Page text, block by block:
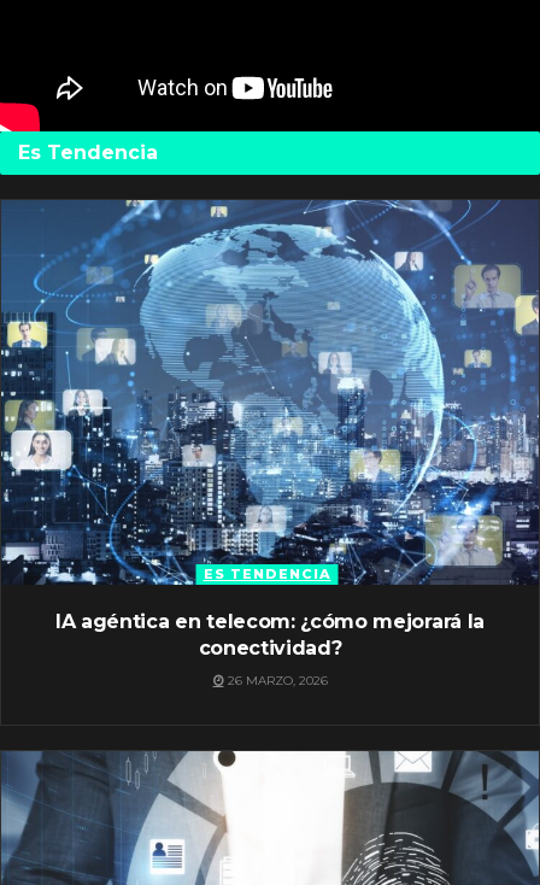
Es Tendencia
ES TENDENCIA
IA agéntica en telecom: ¿cómo mejorará la
conectividad?
26 MARZO, 2026